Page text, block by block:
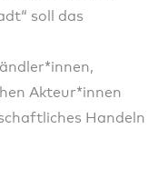
soll das
Akteur*innen
Handeln